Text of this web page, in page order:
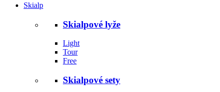
Skialp
Skialpové lyže
Light
Tour
Free
Skialpové sety